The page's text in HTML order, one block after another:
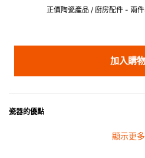
正價陶瓷產品 / 廚房配件 - 兩
加入購
瓷器的優點
• 耐熱性極佳，適用於微波爐，也可放入